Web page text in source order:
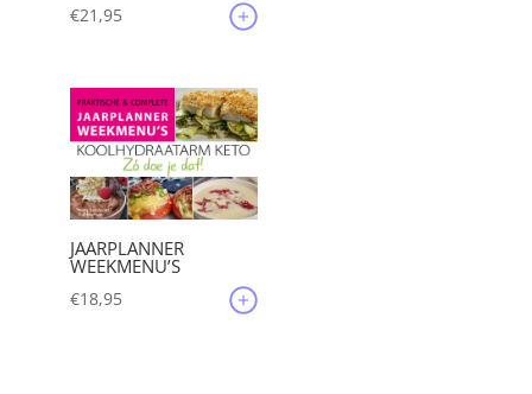
€21,95
JAARPLANNER
WEEKMENU’S
€18,95